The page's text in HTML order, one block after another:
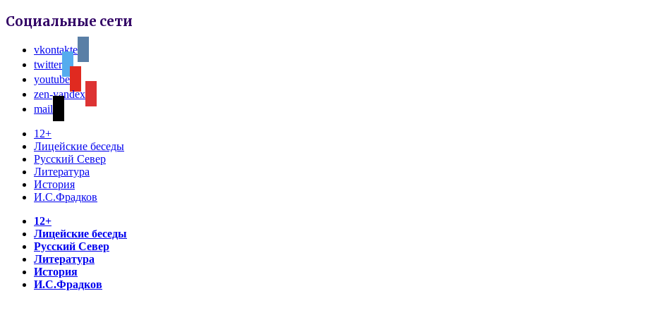
Социальные сети
vkontakte
twitter
youtube
zen-yandex
mail
12+
Лицейские беседы
Русский Север
Литература
История
И.С.Фрадков
12+
Лицейские беседы
Русский Север
Литература
История
И.С.Фрадков